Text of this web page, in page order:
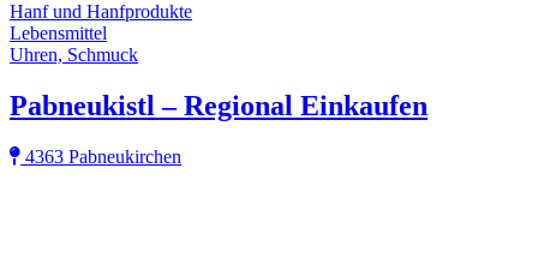
Hanf und Hanfprodukte
Lebensmittel
Uhren, Schmuck
Pabneukistl – Regional Einkaufen
4363 Pabneukirchen